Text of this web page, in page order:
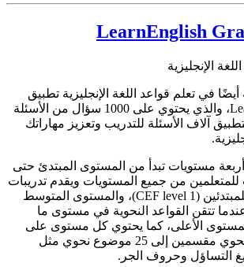
في تعلم قواعد اللغة الإنجليزية تطبيق
LearnEnglish Grammar، والذي يحتوي على 1000 سؤال من الأسئلة
آلاف الأسئلة للتدريب وتعزيز مهاراتك
مستويات تبدأ من المستوى المبتدئ حتى
للمتعلمين من جميع المستويات ويقدم تدريبات
نحوية من مستويين للمبتدئين (1 CEF level)، والمستوى المتوسط
تتقن القواعد النحوية في مستوى ما
الأعلى، كما يحتوي كل مستوى على
أكثر من 600 تدريب نحوي مقسمين إلى 25 موضوع نحوي مثل
التساؤل وحروف الجر.